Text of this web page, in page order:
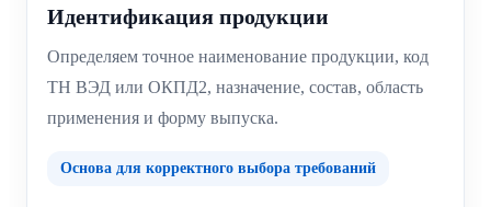
Идентификация продукции
Определяем точное наименование продукции, код
ТН ВЭД или ОКПД2, назначение, состав, область
применения и форму выпуска.
Основа для корректного выбора требований